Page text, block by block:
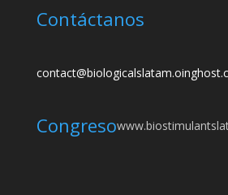
Contáctanos
Congreso